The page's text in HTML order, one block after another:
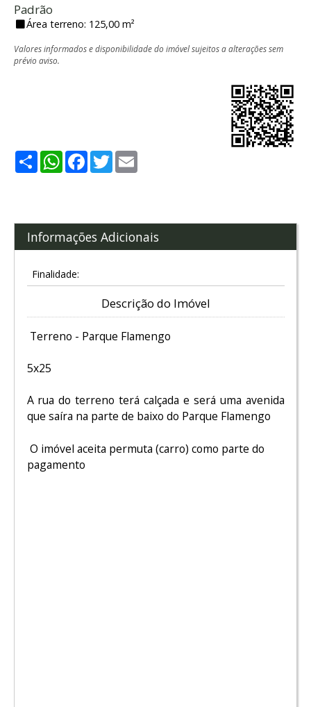
Padrão
Área terreno: 125,00 m²
Valores informados e disponibilidade do imóvel sujeitos a alterações sem
prévio aviso.
ShareWhatsApp
Facebook
Twitter
Informações Adicionais
Finalidade:
Descrição do Imóvel
Terreno - Parque Flamengo
5x25
A rua do terreno terá calçada e será uma avenida
que saíra na parte de baixo do Parque Flamengo
O imóvel aceita permuta (carro) como parte do
pagamento